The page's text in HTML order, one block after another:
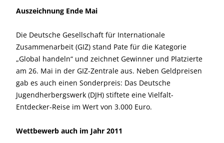
Auszeichnung Ende Mai
Die Deutsche Gesellschaft für Internationale
Zusammenarbeit (GIZ) stand Pate für die Kategorie
„Global handeln“ und zeichnet Gewinner und Platzierte
am 26. Mai in der GIZ-Zentrale aus. Neben Geldpreisen
gab es auch einen Sonderpreis: Das Deutsche
Jugendherbergswerk (DJH) stiftete eine Vielfalt-
Entdecker-Reise im Wert von 3.000 Euro.
Wettbewerb auch im Jahr 2011